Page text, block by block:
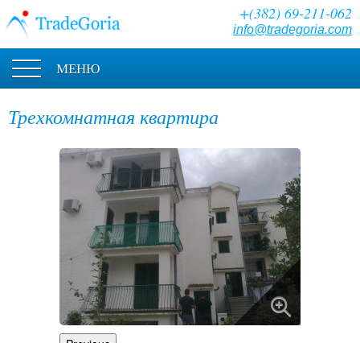
+(382) 69-211-062
info@tradegoria.com
МЕНЮ
Трехкомнатная квартира